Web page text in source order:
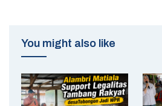
You might also like